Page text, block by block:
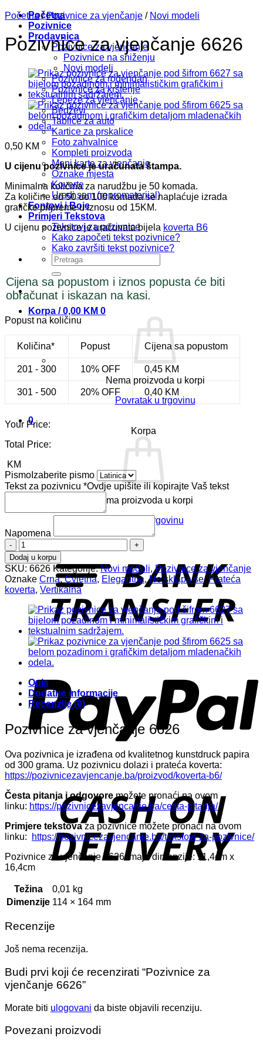
Početna
Pozivnice
Prodavnica
Pozivnice za vjenčanje
Pozivnice na sniženju
Novi modeli
Pozivnice za rođendan
Pozivnice za krštenje
Lepeze za vjenčanje
Bedževi
Tablice za auto
Kartice za prskalice
Foto zahvalnice
Kompleti proizvoda
Meni karte za vjenčanje
Oznake mjesta
Koverte
Uradi sam (repromaterijal)
Fontovi i Boje
Primjeri Tekstova
Tekstovi za pozivnice
Kako započeti tekst pozivnice?
Kako završiti tekst pozivnice?
Pretraži:
Korpa /0,00 KM 0
Nema proizvoda u korpi
Povratak u trgovinu
0
Korpa
Nema proizvoda u korpi
Povratak u trgovinu
Početna / Pozivnice za vjenčanje / Novi modeli
Pozivnice za vjenčanje 6626
0,50 KM
U cijenu pozivnice je uračunata štampa.
Minimalna količina za narudžbu je 50 komada.
Za količine od 50 do 100 komada se naplaćuje izrada
grafičke pripreme u iznosu od 15KM.
U cijenu pozivnice je uračunata bijela koverta B6
Cijena sa popustom i iznos popusta će biti
obračunat i iskazan na kasi.
Popust na količinu
Količina* Popust Cijena sa popustom
201 - 300 10% OFF 0,45 KM
301 - 500 20% OFF 0,40 KM
Your Price:
Total Price:
KM
Pismo Izaberite pismo
Tekst za pozivnicu *Ovdje upišite ili kopirajte Vaš tekst
Napomena
Pozivnice
za
vjenčanje
6626
količina
Dodaj u korpu
SKU: 6626 Kategorije:Novi modeli,Pozivnice za vjenčanje
Oznake Crna,Cvjetna, Elegantna,Ne sklapa se, Prateća
koverta, Vertikalna
Opis
Dodatne informacije
Recenzije (0)
Pozivnice za vjenčanje 6626
Ova pozivnica je izrađena od kvalitetnog kunstdruck papira
od 300 grama. Uz pozivnicu dolazi i prateća koverta:
https://pozivnicezavjencanje.ba/proizvod/koverta-b6/
Česta pitanja i odgovoremožete pronaći na ovom
linku: https://pozivnicezavjencanje.ba/cesta-pitanja/
Primjere tekstovaza pozivnice možete pronaći na ovom
linku:
https://pozivnicezavjencanje.ba/tekstovi-za-pozivnice/
Pozivnice za vjenčanje 6626 imaju dimenzije: 11,4cm x
16,4cm
Težina
0,01 kg
Dimenzije 114 × 164 mm
Recenzije
Još nema recenzija.
Budi prvi koji će recenzirati “Pozivnice za
vjenčanje 6626”
Morate biti ulogovani da biste objavili recenziju.
Povezani proizvodi